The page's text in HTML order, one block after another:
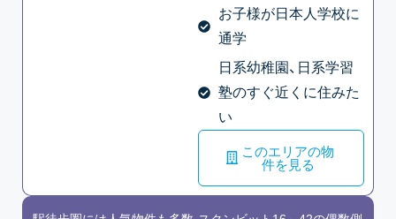
お子様が日本人学校に
通学
日系幼稚園、日系学習
塾のすぐ近くに住みた
い
このエリアの物
件を見る